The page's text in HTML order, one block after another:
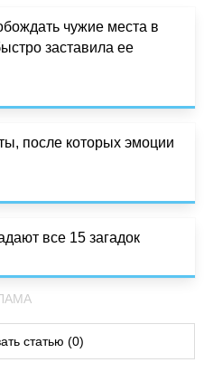
чужие места в
заставила ее
после которых эмоции
все 15 загадок
статью (0)